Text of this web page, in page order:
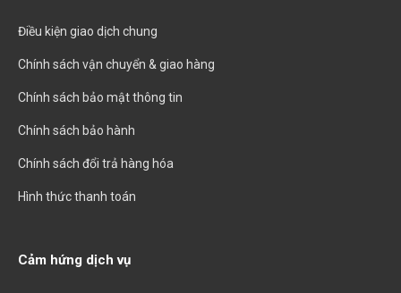
Điều kiện giao dịch chung
Chính sách vận chuyển & giao hàng
Chính sách bảo mật thông tin
Chính sách bảo hành
Chính sách đổi trả hàng hóa
Hình thức thanh toán
Cảm hứng dịch vụ